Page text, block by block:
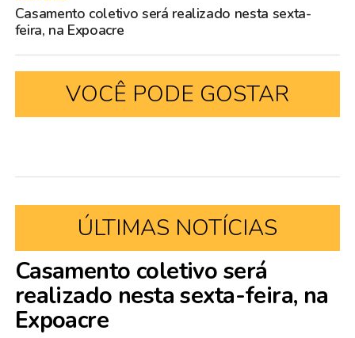
Casamento coletivo será realizado nesta sexta-
feira, na Expoacre
VOCÊ PODE GOSTAR
ÚLTIMAS NOTÍCIAS
Casamento coletivo será
realizado nesta sexta-feira, na
Expoacre